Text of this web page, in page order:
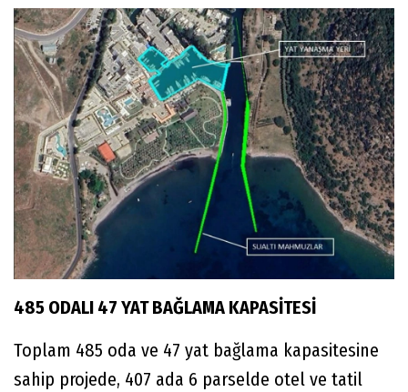
485 ODALI 47 YAT BAĞLAMA KAPASİTESİ
Toplam 485 oda ve 47 yat bağlama kapasitesine
sahip projede, 407 ada 6 parselde otel ve tatil